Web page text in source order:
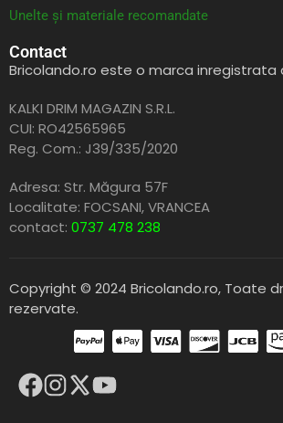
Unelte și materiale recomandate
Contact
Bricolando.ro este o marca inregistrata
KALKI DRIM MAGAZIN S.R.L.
CUI: RO42565965
Reg. Com.: J39/335/2020
Adresa: Str. Măgura 57F
Localitate: FOCSANI,VRANCEA
contact: 0737 478 238
Copyright © 2024 Bricolando.ro, Toate
rezervate.